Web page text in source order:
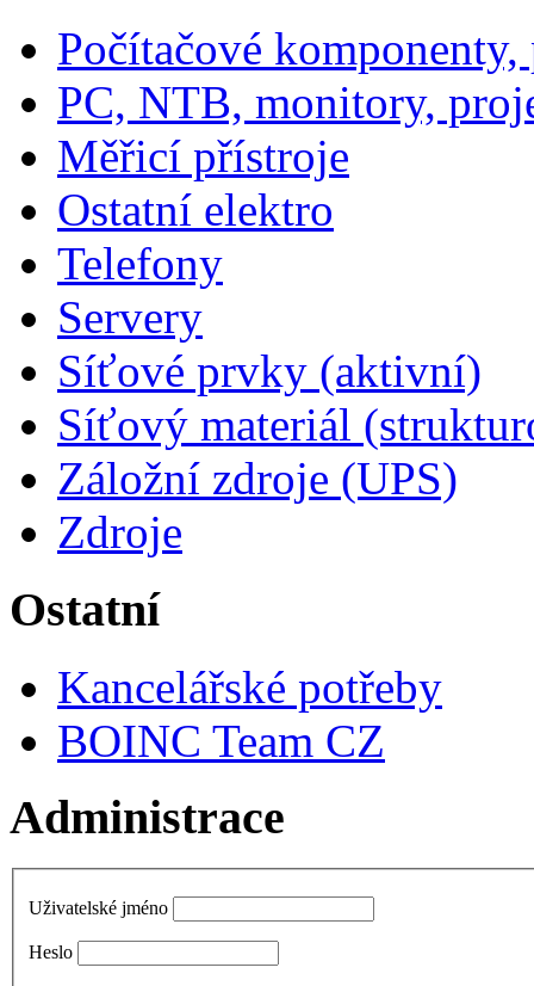
Počítačové
PC, NTB, monitory,
Měřicí přístroje
Ostatní elektro
Telefony
Servery
Síťové prvky (aktivní)
Síťový materiál
Záložní zdroje (UPS)
Zdroje
Ostatní
Kancelářské potřeby
BOINC Team CZ
Administrace
Uživatelské jméno
Heslo